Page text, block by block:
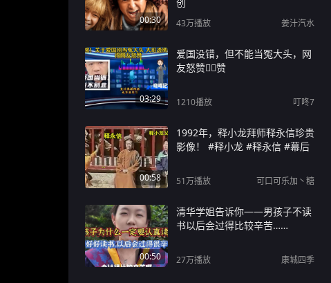
00:30 43万播放 姜汁汽水
03:29
爱国没错，但不能当冤大头，网
友怒赞👍🏻赞
1210播放 叮咚7
00:58
1992年，释小龙拜师释永信珍贵
影像！ #释小龙 #释永信 #幕后
51万播放 可口可乐加丶糖
00:50
清华学姐告诉你——男孩子不读
书以后会过得比较辛苦……
27万播放 康城四季